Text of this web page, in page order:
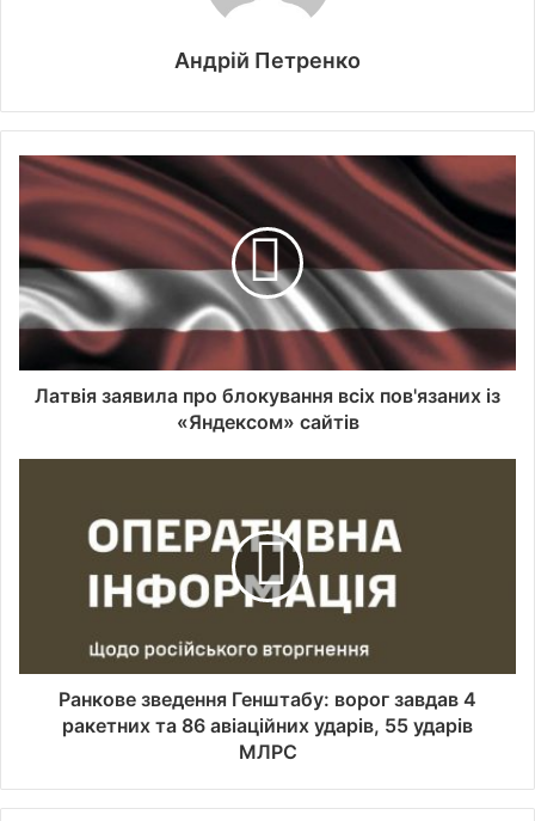
Андрій Петренко
Латвія заявила про блокування всіх пов'язаних із
«Яндексом» сайтів
Ранкове зведення Генштабу: ворог завдав 4
ракетних та 86 авіаційних ударів, 55 ударів
МЛРС